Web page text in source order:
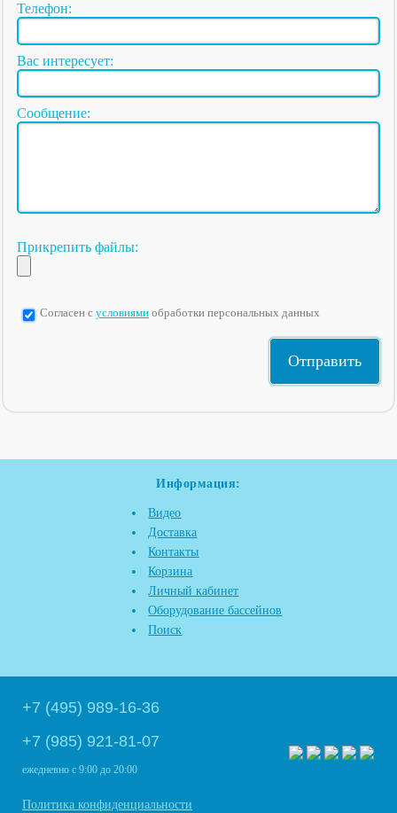
Телефон:
Вас интересует:
Сообщение:
Прикрепить файлы:
Согласен с условиями обработки персональных данных
Информация:
Видео
Доставка
Контакты
Корзина
Личный кабинет
Оборудование бассейнов
Поиск
+7 (495) 989-16-36
+7 (985) 921-81-07
ежедневно с 9:00 до 20:00
Политика конфиденциальности